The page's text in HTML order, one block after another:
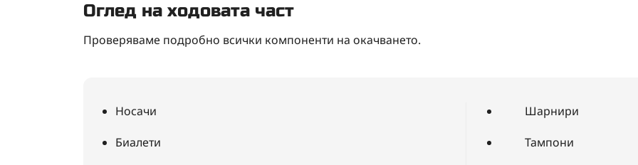
Оглед на ходовата част
Проверяваме подробно всички компоненти на окачването.
Носачи
Шарнири
Биалети
Тампони